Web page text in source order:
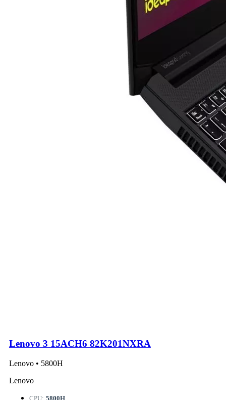
Lenovo 3 15ACH6 82K201NXRA
Lenovo • 5800H
Lenovo
CPU: 5800H